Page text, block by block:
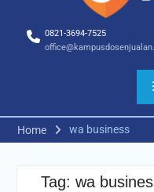
Cara Dapat
Memperbesar
0821-3694-7525
Home wa business
Tag: wa